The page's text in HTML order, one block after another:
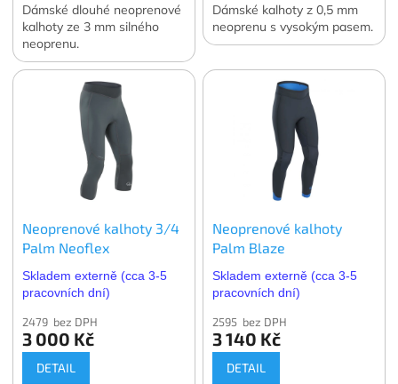
Dámské dlouhé neoprenové
kalhoty ze 3 mm silného
neoprenu.
Dámské kalhoty z 0,5 mm
neoprenu s vysokým pasem.
Neoprenové kalhoty 3/4
Palm Neoflex
Skladem externě (cca 3-5
pracovních dní)
2479 bez DPH
3 000 Kč
DETAIL
Neoprenové kalhoty
Palm Blaze
Skladem externě (cca 3-5
pracovních dní)
2595 bez DPH
3 140 Kč
DETAIL